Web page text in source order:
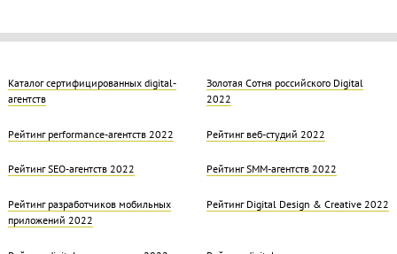
Каталог сертифицированных digital-
агентств
Золотая Cотня российского Digital
2022
Рейтинг performance-агентств 2022 Рейтинг веб-студий 2022
Рейтинг SEO-агентств 2022 Рейтинг SMM-агентств 2022
Рейтинг разработчиков мобильных
приложений 2022
Рейтинг Digital Design & Creative 2022